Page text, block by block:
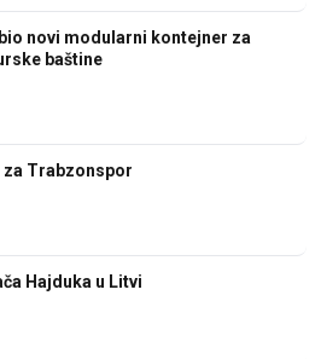
novi modularni kontejner za
baštine
za Trabzonspor
Hajduka u Litvi